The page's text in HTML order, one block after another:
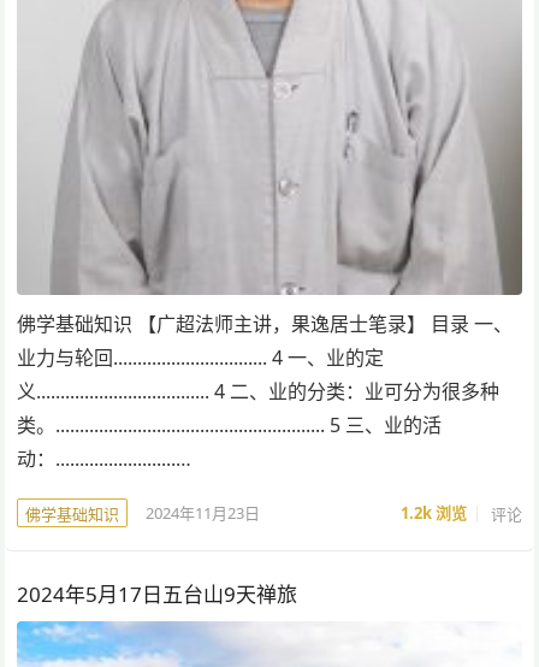
佛学基础知识 【广超法师主讲，果逸居士笔录】 目录 一、
业力与轮回................................ 4 一、业的定
义.................................... 4 二、业的分类：业可分为很多种
类。........................................................ 5 三、业的活
动：.........................…
佛学基础知识 2024年11月23日 1.2k浏览 评论
2024年5月17日五台山9天禅旅